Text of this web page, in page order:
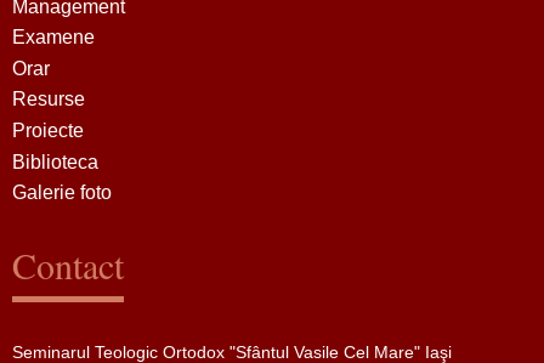
Management
Examene
Orar
Resurse
Proiecte
Biblioteca
Galerie foto
Contact
Seminarul Teologic Ortodox "Sfântul Vasile Cel Mare" Iaşi